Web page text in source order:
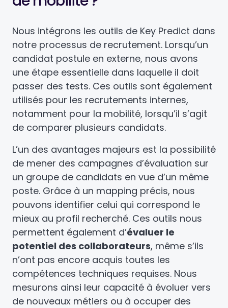
Nous intégrons les outils de Key Predict dans
notre processus de recrutement. Lorsqu’un
candidat postule en externe, nous avons
une étape essentielle dans laquelle il doit
passer des tests. Ces outils sont également
utilisés pour les recrutements internes,
notamment pour la mobilité, lorsqu’il s’agit
de comparer plusieurs candidats.
L’un des avantages majeurs est la possibilité
de mener des campagnes d’évaluation sur
un groupe de candidats en vue d’un même
poste. Grâce à un mapping précis, nous
pouvons identifier celui qui correspond le
mieux au profil recherché. Ces outils nous
permettent également d’évaluer le
potentiel des collaborateurs, même s’ils
n’ont pas encore acquis toutes les
compétences techniques requises. Nous
mesurons ainsi leur capacité à évoluer vers
de nouveaux métiers ou à occuper des